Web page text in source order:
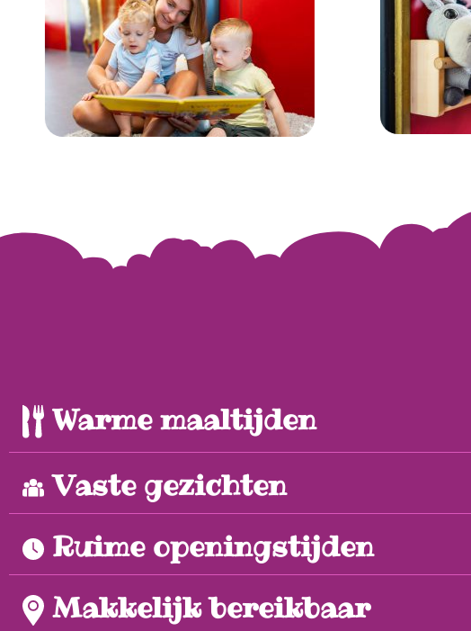
Warme maaltijden
Vaste gezichten
Ruime openingstijden
Makkelijk bereikbaar